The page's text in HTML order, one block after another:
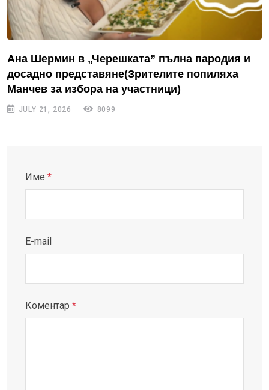
Ана Шермин в „Черешката” пълна пародия и
досадно представяне(Зрителите попиляха
Манчев за избора на участници)
JULY 21, 2026 8099
Име *
E-mail
Коментар *